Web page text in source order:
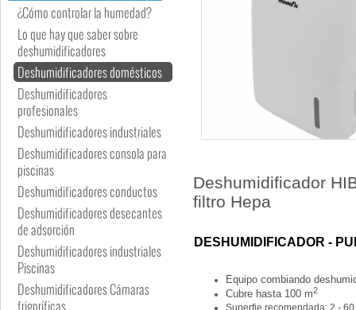
¿Cómo controlar la humedad?
Lo que hay que saber sobre
deshumidificadores
Deshumidificadores domésticos
Deshumidificadores
profesionales
Deshumidificadores industriales
Deshumidificadores consola para
piscinas
Deshumidificadores conductos
Deshumidificadores desecantes
de adsorción
Deshumidificadores industriales
Piscinas
Deshumidificadores Cámaras
frigoríficas
Deshumidificador
filtro Hepa
DESHUMIDIFICADOR -
Equipo combiando
Cubre hasta 100 m2